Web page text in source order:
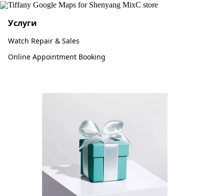
Услуги
Watch Repair & Sales
Online Appointment Booking